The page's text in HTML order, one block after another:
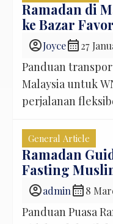
Ramadan di
ke Bazar
account_circleJoycecalendar_month27
Panduan
Malaysia untuk
perjalanan
Setiap bulan
menjadi surga
Ramadan
Selangor, hingga
Muslim yang
Bandung, atau
General Article
Ramadan
Fasting
account_circleadmincalendar_month8
Panduan Puasa